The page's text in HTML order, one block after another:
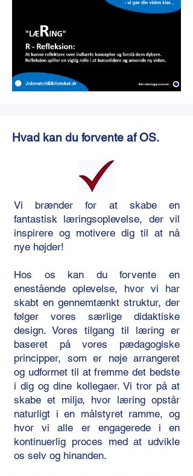
Hvad kan du forvente af OS.
Vi brænder for at skabe en
fantastisk læringsoplevelse, der vil
inspirere og motivere dig til at nå
nye højder!​
Hos os kan du forvente en
enestående oplevelse, hvor vi har
skabt en gennemtænkt struktur, der
følger vores særlige didaktiske
design. Vores tilgang til læring er
baseret på vores pædagogiske
principper, som er nøje arrangeret
og udformet til at fremme det bedste
i dig og dine kollegaer. Vi tror på at
skabe et miljø, hvor læring opstår
naturligt i en målstyret ramme, og
hvor vi alle er engagerede i en
kontinuerlig proces med at udvikle
os selv og hinanden.